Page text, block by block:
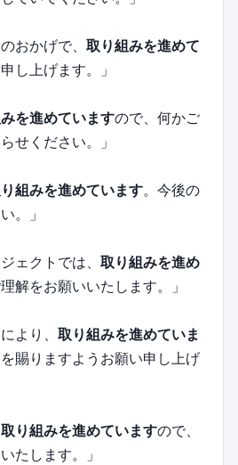
おかげで、 取り組みを進めて
し上げます。」
を進めていますので、何かご
せください。」
組みを進めています。今後の
。」
ェクトでは、 取り組みを進め
解をお願いいたします。」
より、 取り組みを進めていま
賜りますようお願い申し上げ
取り組みを進めていますので、
たします。」